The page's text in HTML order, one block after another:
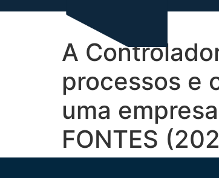
A
processos e
uma
FONTES